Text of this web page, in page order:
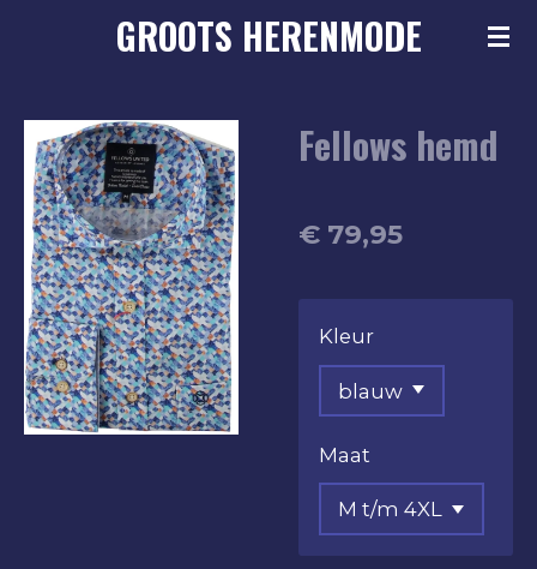
hoofdinhoud
GROOTS HERENMODE
Fellows hemd
€ 79,95
Kleur
Maat